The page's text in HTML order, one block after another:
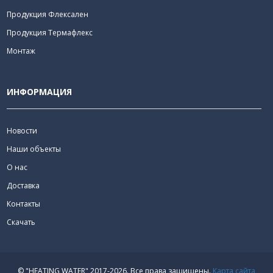
Продукция Флексален
Продукция Термафлекс
Монтаж
ИНФОРМАЦИЯ
Новости
Наши объекты
О нас
Доставка
Контакты
Скачать
© "HEATING WATER" 2017-2026. Все права защищены. Карта сайта